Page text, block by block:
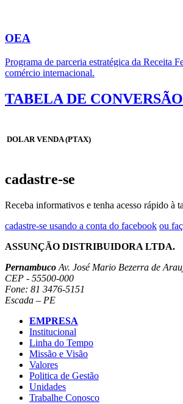
OEA
Programa de parceria estratégica da Receita
comércio internacional.
TABELA DE
DOLAR VENDA (PTAX)
cadastre-se
Receba informativos e tenha acesso rápido à
cadastre-se usando a conta do facebook ou
ASSUNÇÃO DISTRIBUIDORA LTDA.
Pernambuco Av. José Mario Bezerra de
CEP - 55500-000
Fone: 81 3476-5151
Escada – PE
EMPRESA
Institucional
Linha do Tempo
Missão e Visão
Valores
Politica de Gestão
Unidades
Trabalhe Conosco